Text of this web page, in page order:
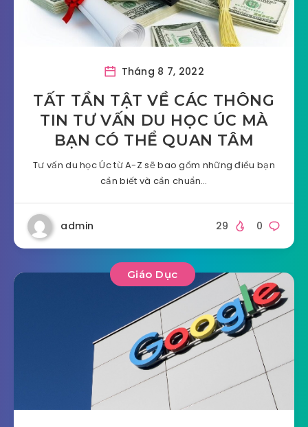
Tháng 8 7, 2022
TẤT TẦN TẬT VỀ CÁC THÔNG
TIN TƯ VẤN DU HỌC ÚC MÀ
BẠN CÓ THỂ QUAN TÂM
Tư vấn du học Úc từ A-Z sẽ bao gồm những điều bạn
cần biết và cần chuẩn…
admin 0
29
Giáo Dục